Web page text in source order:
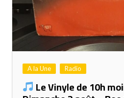
A la Une Radio
Le Vinyle de 10h